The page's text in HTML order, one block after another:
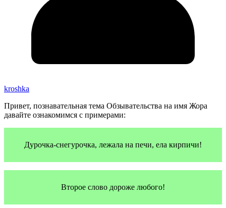
kroshka
Привет, познавательная тема Обзывательства на имя Жора
давайте ознакомимся с примерами:
Дурочка-снегурочка, лежала на печи, ела кирпичи!
Второе слово дороже любого!